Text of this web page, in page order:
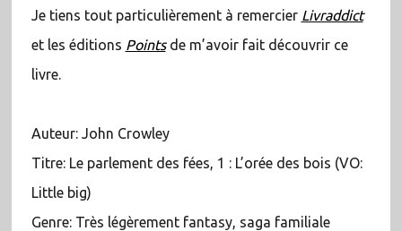
Je tiens tout particulièrement à remercier Livraddict
et les éditions Pointsde m’avoir fait découvrir ce
livre.
Auteur: John Crowley
Titre: Le parlement des fées, 1 : L’orée des bois (VO:
Little big)
Genre: Très légèrement fantasy, saga familiale